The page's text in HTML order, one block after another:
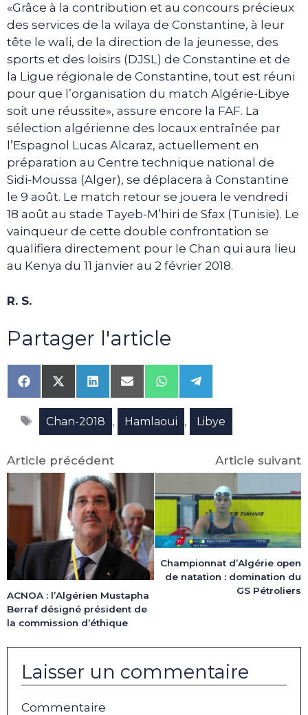
«Grâce à la contribution et au concours précieux
des services de la wilaya de Constantine, à leur
tête le wali, de la direction de la jeunesse, des
sports et des loisirs (DJSL) de Constantine et de
la Ligue régionale de Constantine, tout est réuni
pour que l’organisation du match Algérie-Libye
soit une réussite», assure encore la FAF. La
sélection algérienne des locaux entraînée par
l’Espagnol Lucas Alcaraz, actuellement en
préparation au Centre technique national de
Sidi-Moussa (Alger), se déplacera à Constantine
le 9 août. Le match retour se jouera le vendredi
18 août au stade Tayeb-M’hiri de Sfax (Tunisie). Le
vainqueur de cette double confrontation se
qualifiera directement pour le Chan qui aura lieu
au Kenya du 11 janvier au 2 février 2018.
R. S.
Partager l'article
Share
on
Facebook
Share
on
X
(Twitter)
Share
on
LinkedIn
Share
on
Email
Share
on
WhatsApp
Share
on
Telegram
Étiquettes
Chan-2018 , Hamlaoui , Libye
Article précédent
ACNOA : l’Algérien Mustapha
Berraf désigné président de
la commission d’éthique
Article suivant
Championnat d’Algérie open
de natation : domination du
GS Pétroliers
Laisser un commentaire
Commentaire